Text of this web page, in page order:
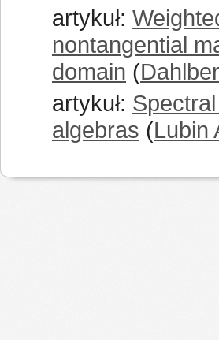
artykuł:
nontangential
domain (
artykuł:
algebras (Lubin